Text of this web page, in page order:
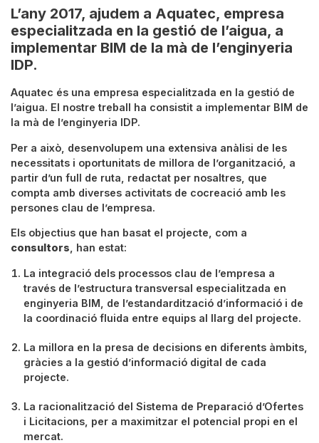
L’any 2017, ajudem a Aquatec, empresa
especialitzada en la gestió de l’aigua, a
implementar BIM de la mà de l’enginyeria
IDP.
Aquatec és una empresa especialitzada en la gestió de
l’aigua. El nostre treball ha consistit a implementar BIM de
la mà de l’enginyeria IDP.
Per a això, desenvolupem una extensiva anàlisi de les
necessitats i oportunitats de millora de l’organització, a
partir d’un full de ruta, redactat per nosaltres, que
compta amb diverses activitats de cocreació amb les
persones clau de l’empresa.
Els objectius que han basat el projecte, com a
consultors , han estat:
La integració dels processos clau de l’empresa a
través de l’estructura transversal especialitzada en
enginyeria BIM, de l’estandardització d’informació i de
la coordinació fluida entre equips al llarg del projecte.
La millora en la presa de decisions en diferents àmbits,
gràcies a la gestió d’informació digital de cada
projecte.
La racionalització del Sistema de Preparació d’Ofertes
i Licitacions, per a maximitzar el potencial propi en el
mercat.